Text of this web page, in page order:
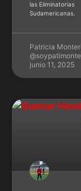
las Eliminatorias
Sudamericanas.
Patricia
junio 11, 2025